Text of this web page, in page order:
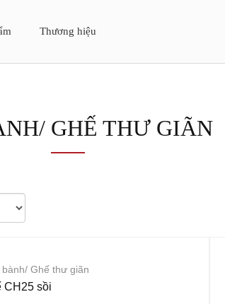
Thương hiệu
GHẾ THƯ GIÃN
bành/ Ghế thư giãn
CH25 sồi